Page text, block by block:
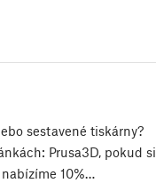
sestavené tiskárny?
Prusa3D, pokud si
10%…